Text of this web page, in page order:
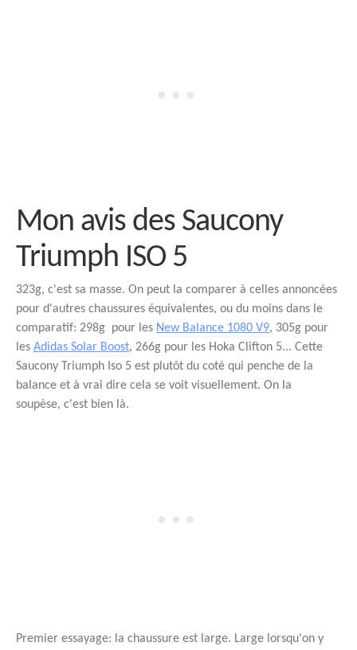
Mon avis des Saucony
Triumph ISO 5
323g, c'est sa masse. On peut la comparer à celles annoncées
pour d'autres chaussures équivalentes, ou du moins dans le
comparatif: 298g pour les New Balance 1080 V9, 305g pour
les Adidas Solar Boost, 266g pour les Hoka Clifton 5... Cette
Saucony Triumph Iso 5 est plutôt du coté qui penche de la
balance et à vrai dire cela se voit visuellement. On la
soupèse, c'est bien là.
Premier essayage: la chaussure est large. Large lorsqu'on y